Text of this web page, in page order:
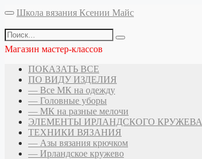
Школа вязания Ксении Майс
Магазин мастер-классов
ПОКАЗАТЬ ВСЕ
ПО ВИДУ ИЗДЕЛИЯ
— Все МК на одежду
— Головные уборы
— МК на разные мелочи
ЭЛЕМЕНТЫ ИРЛАНДСКОГО КРУЖЕВА
ТЕХНИКИ ВЯЗАНИЯ
— Азы вязания крючком
— Ирландское кружево